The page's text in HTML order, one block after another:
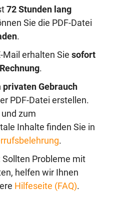
72 Stunden lang
Sie die PDF-Datei
.
Mail erhalten Sie sofort
.
privaten Gebrauch
PDF-Datei erstellen.
zum
Inhalte finden Sie in
.
Sollten Probleme mit
helfen wir Ihnen
Hilfeseite (FAQ).